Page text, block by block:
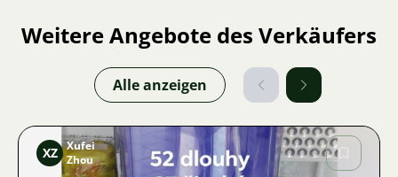
Weitere Angebote des Verkäufers
Alle anzeigen
XZ
Xufei
Zhou